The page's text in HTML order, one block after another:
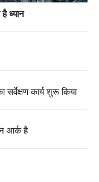
ध्यान
कार्य शुरू किया
आर्क है